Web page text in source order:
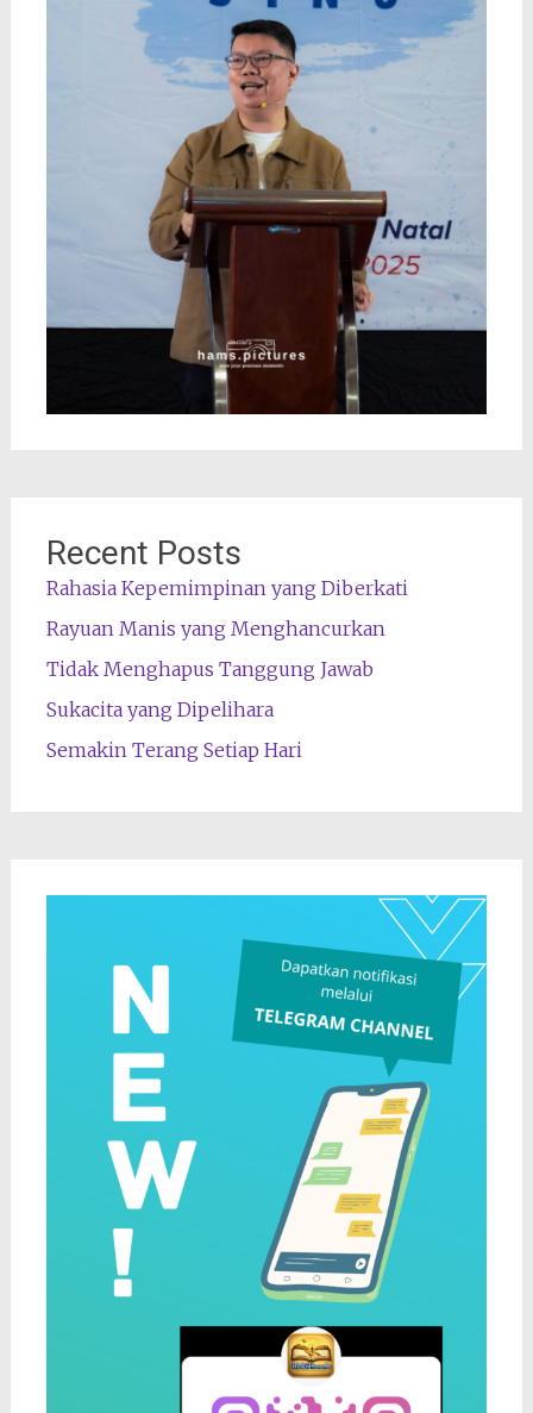
Recent Posts
Rahasia Kepemimpinan yang Diberkati
Rayuan Manis yang Menghancurkan
Tidak Menghapus Tanggung Jawab
Sukacita yang Dipelihara
Semakin Terang Setiap Hari